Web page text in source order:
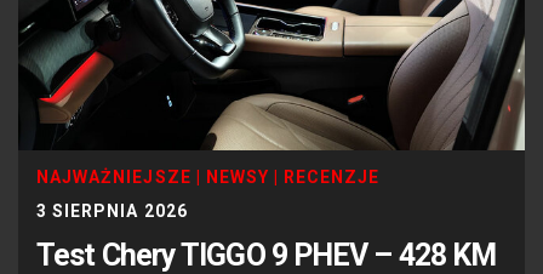
NAJWAŻNIEJSZE NEWSY
RECENZJE
3 SIERPNIA 2026
Test Chery TIGGO 9 PHEV – 428 KM